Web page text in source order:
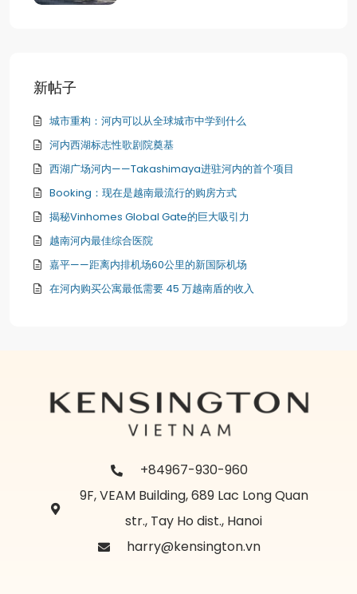
新帖子
城市重构：河内可以从全球城市中学到什么
河内西湖标志性歌剧院奠基
西湖广场河内——Takashimaya进驻河内的首个项目
Booking：现在是越南最流行的购房方式
揭秘Vinhomes Global Gate的巨大吸引力
越南河内最佳综合医院
嘉平——距离内排机场60公里的新国际机场
在河内购买公寓最低需要 45 万越南盾的收入
+84967-930-960
9F, VEAM Building, 689 Lac Long Quan
str., Tay Ho dist., Hanoi
harry@kensington.vn